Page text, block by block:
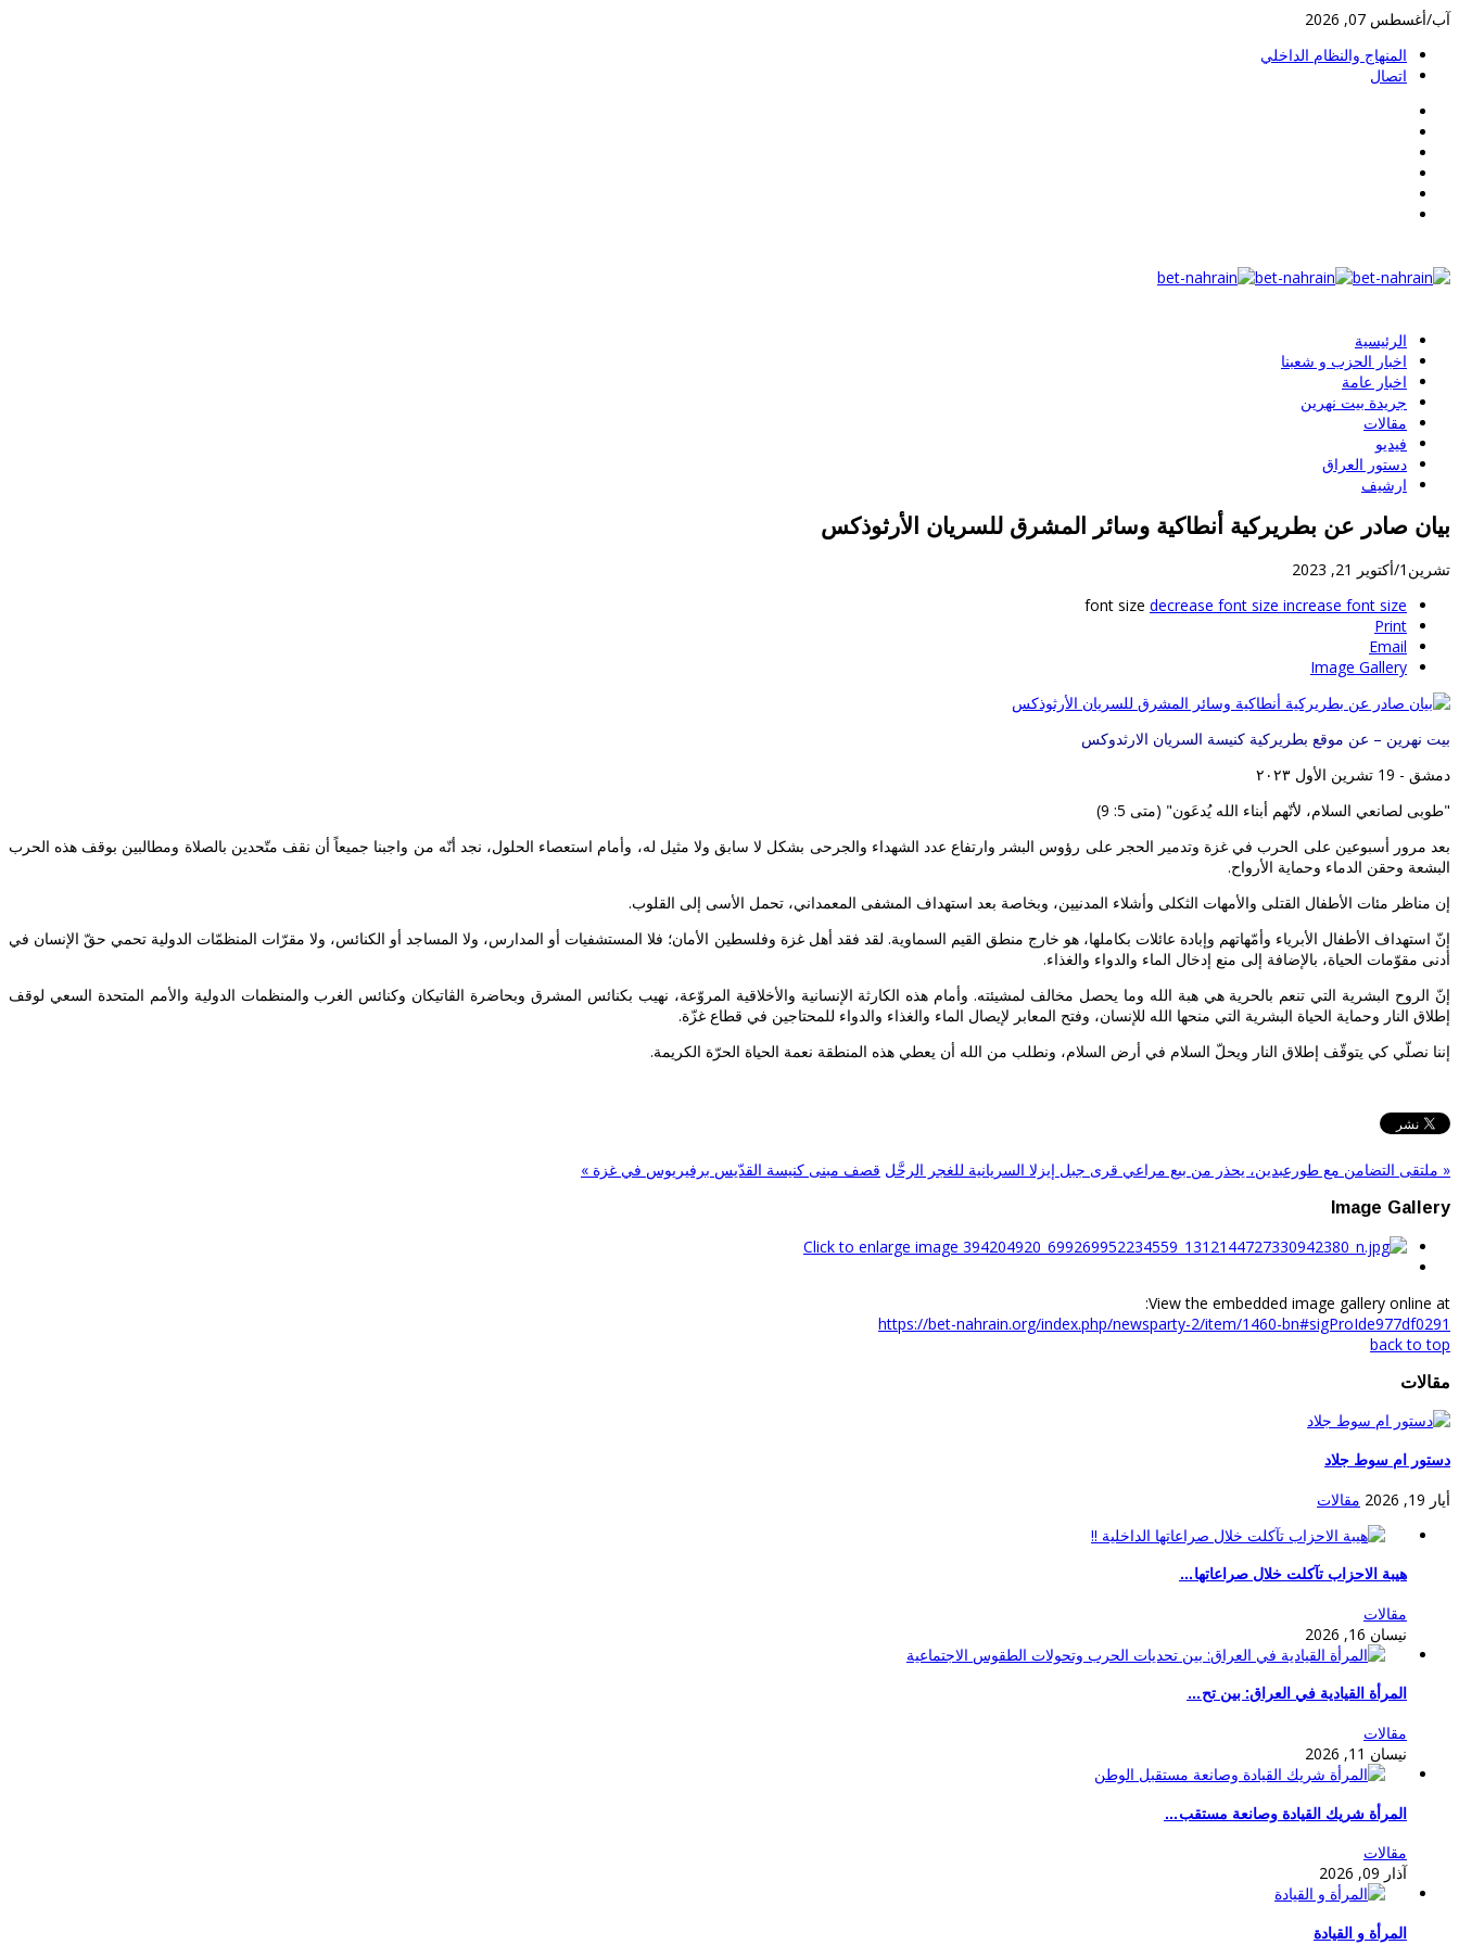
آب/أغسطس 07, 2026
المنهاج والنظام الداخلي
اتصال
الرئيسية
اخبار الحزب و شعبنا
اخبار عامة
جريدة بيت نهرين
مقالات
فيديو
دستور العراق
ارشيف
بيان صادر عن بطريركية أنطاكية وسائر المشرق للسريان الأرثوذكس
تشرين1/أكتوير 21, 2023
font size decrease font size increase font size
Print
Email
Image Gallery
بيت نهرين – عن موقع بطريركية كنيسة السريان الارثدوكس
دمشق - 19 تشرين الأول ٢٠٢٣
"طوبى لصانعي السلام، لأنّهم أبناء الله يُدعَون" (متى 5: 9)
بعد مرور أسبوعين على الحرب في غزة وتدمير الحجر على رؤوس البشر وارتفاع عدد الشهداء والجرحى بشكل لا سابق ولا مثيل له، وأمام استعصاء الحلول، نجد أنّه من واجبنا جميعاً أن نقف متّحدين بالصلاة ومطالبين بوقف هذه الحرب
البشعة وحقن الدماء وحماية الأرواح.
إن مناظر مئات الأطفال القتلى والأمهات الثكلى وأشلاء المدنيين، وبخاصة بعد استهداف المشفى المعمداني، تحمل الأسى إلى القلوب.
إنّ استهداف الأطفال الأبرياء وأمّهاتهم وإبادة عائلات بكاملها، هو خارج منطق القيم السماوية. لقد فقد أهل غزة وفلسطين الأمان؛ فلا المستشفيات أو المدارس، ولا المساجد أو الكنائس، ولا مقرّات المنظمّات الدولية تحمي حقّ الإنسان في
أدنى مقوّمات الحياة، بالإضافة إلى منع إدخال الماء والدواء والغذاء.
إنّ الروح البشرية التي تنعم بالحرية هي هبة الله وما يحصل مخالف لمشيئته. وأمام هذه الكارثة الإنسانية والأخلاقية المروّعة، نهيب بكنائس المشرق وبحاضرة الڤاتيكان وكنائس الغرب والمنظمات الدولية والأمم المتحدة السعي لوقف
إطلاق النار وحماية الحياة البشرية التي منحها الله للإنسان، وفتح المعابر لإيصال الماء والغذاء والدواء للمحتاجين في قطاع غزّة.
إننا نصلّي كي يتوقّف إطلاق النار ويحلّ السلام في أرض السلام، ونطلب من الله أن يعطي هذه المنطقة نعمة الحياة الحرّة الكريمة.
« ملتقى التضامن مع طورعبدين، يحذر من بيع مراعي قرى جبل إيزلا السريانية للغجر الرحَّل قصف مبنى كنيسة القدّيس برفيريوس في غزة »
Image Gallery
View the embedded image gallery online at:
https://bet-nahrain.org/index.php/newsparty-2/item/1460-bn#sigProIde977df0291
back to top
مقالات
دستور ام سوط جلاد
أيار 19, 2026 مقالات
هيبة الاحزاب تآكلت خلال صراعاتها…
مقالات
نيسان 16, 2026
المرأة القيادية في العراق: بين تح…
مقالات
نيسان 11, 2026
المرأة شريك القيادة وصانعة مستقب…
مقالات
آذار 09, 2026
المرأة و القيادة